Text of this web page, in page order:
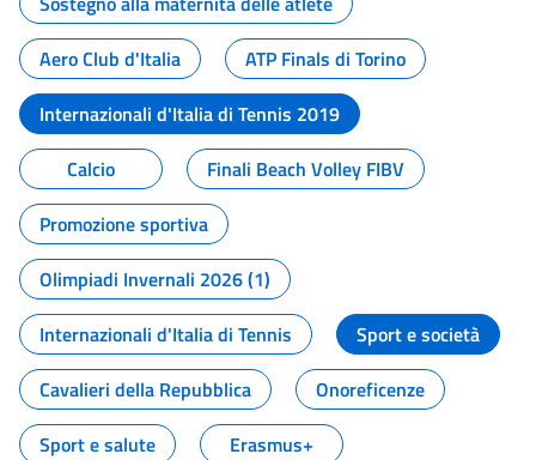
Aero Club d'Italia
ATP Finals di Torino
Internazionali d'Italia di Tennis 2019
Calcio
Finali Beach Volley FIBV
Promozione sportiva
Olimpiadi Invernali 2026 (1)
Internazionali d'Italia di Tennis
Sport e società
Cavalieri della Repubblica
Onoreficenze
Sport e salute
Erasmus+